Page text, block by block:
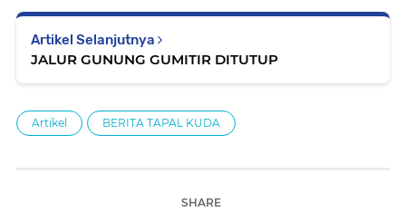
Artikel Selanjutnya
JALUR GUNUNG GUMITIR DITUTUP
Artikel BERITA TAPAL KUDA
SHARE